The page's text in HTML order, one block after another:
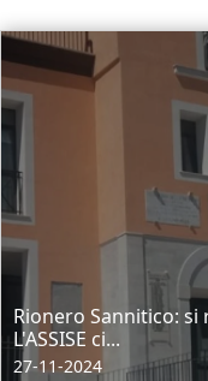
Rionero Sannitico:
L'ASSISE ci...
27-11-2024